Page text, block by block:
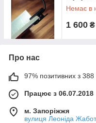
Немає в
1 600 ₴
Про нас
97% позитивних з 388
Працює з 06.07.2018
м. Запоріжжя
вулиця Леоніда